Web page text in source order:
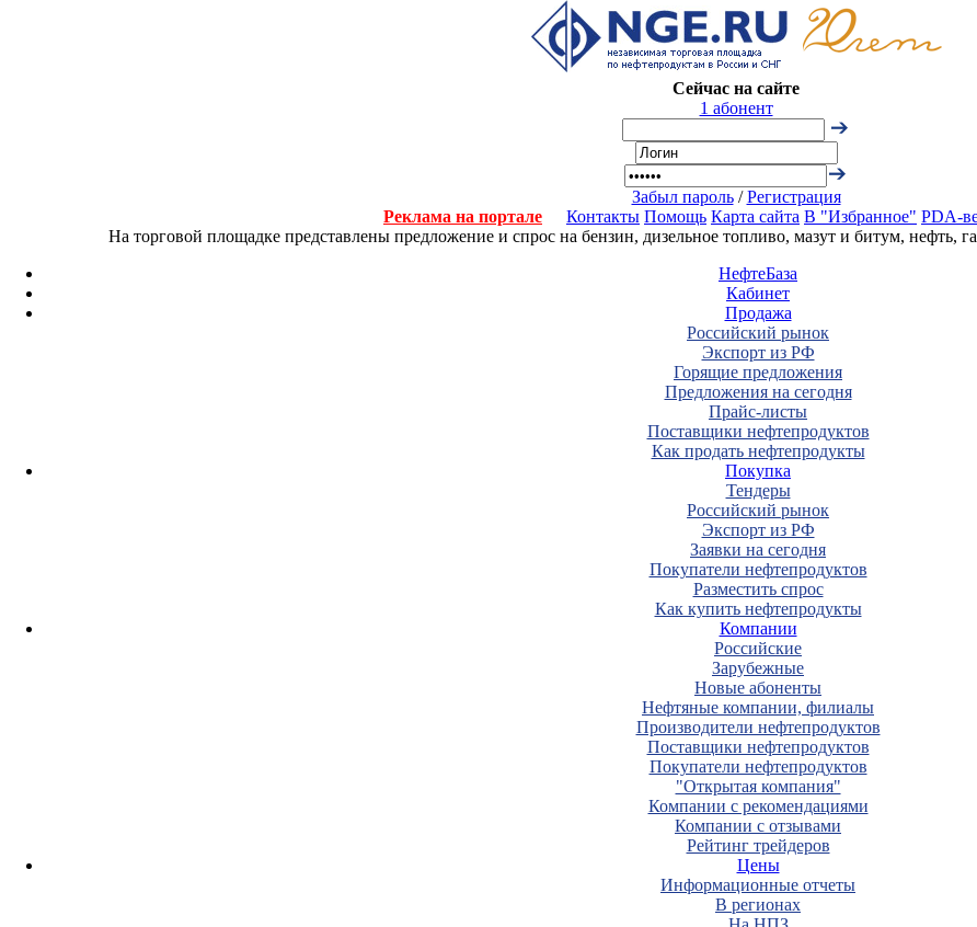
Сейчас на сайте
1 абонент
Забыл пароль/Регистрация
Реклама на портале
Контакты Помощь Карта сайта В "Избранное" PDA-
На торговой площадке представлены предложение и спрос на бензин, дизельное топливо, мазут и битум, нефть,
НефтеБаза
Кабинет
Продажа
Российский рынок
Экспорт из РФ
Горящие предложения
Предложения на сегодня
Прайс-листы
Поставщики нефтепродуктов
Как продать нефтепродукты
Покупка
Тендеры
Российский рынок
Экспорт из РФ
Заявки на сегодня
Покупатели нефтепродуктов
Разместить спрос
Как купить нефтепродукты
Компании
Российские
Зарубежные
Новые абоненты
Нефтяные компании, филиалы
Производители нефтепродуктов
Поставщики нефтепродуктов
Покупатели нефтепродуктов
"Открытая компания"
Компании с рекомендациями
Компании с отзывами
Рейтинг трейдеров
Цены
Информационные отчеты
В регионах